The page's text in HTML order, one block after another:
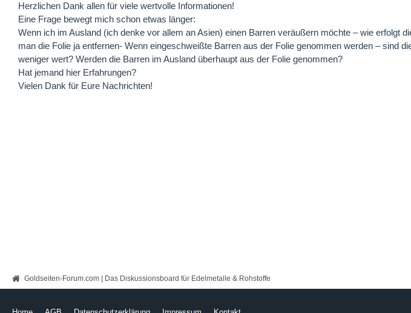
Goldseiten-Forum.com | Das Diskussionsboard für Edelmetalle & Rohstoffe
Herzlichen Dank allen für viele wertvolle Informationen!
Eine Frage bewegt mich schon etwas länger:
Wenn ich im Ausland (ich denke vor allem an Asien) einen Barren veräußern möchte – wie erfolgt
man die Folie ja entfernen- Wenn eingeschweißte Barren aus der Folie genommen werden – sind
weniger wert? Werden die Barren im Ausland überhaupt aus der Folie genommen?
Hat jemand hier Erfahrungen?
Vielen Dank für Eure Nachrichten!